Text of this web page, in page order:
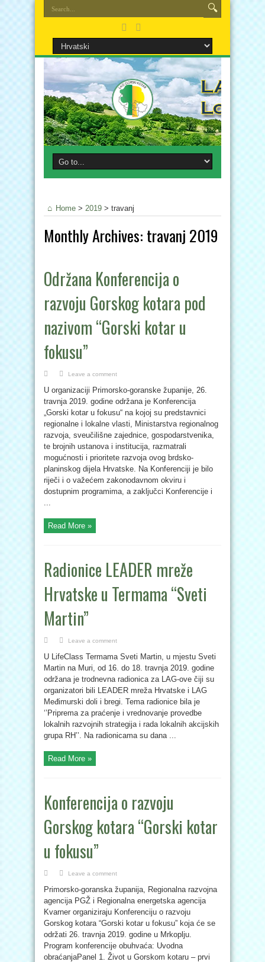
Home > 2019 > travanj
Monthly Archives: travanj 2019
Održana Konferencija o
razvoju Gorskog kotara pod
nazivom “Gorski kotar u
fokusu”
Leave a comment
U organizaciji Primorsko-goranske županije, 26.
travnja 2019. godine održana je Konferencija
„Gorski kotar u fokusu“ na kojoj su predstavnici
regionalne i lokalne vlasti, Ministarstva regionalnog
razvoja, sveučilišne zajednice, gospodarstvenika,
te brojnih ustanova i institucija, razmatrali
mogućnosti i prioritete razvoja ovog brdsko-
planinskog dijela Hrvatske. Na Konferenciji je bilo
riječi i o važećem zakonodavnom okviru i
dostupnim programima, a zaključci Konferencije i
...
Read More »
Radionice LEADER mreže
Hrvatske u Termama “Sveti
Martin”
Leave a comment
U LifeClass Termama Sveti Martin, u mjestu Sveti
Martin na Muri, od 16. do 18. travnja 2019. godine
održana je trodnevna radionica za LAG-ove čiji su
organizatori bili LEADER mreža Hrvatske i LAG
Međimurski doli i bregi. Tema radionice bila je
‘’Priprema za praćenje i vrednovanje provedbe
lokalnih razvojnih strategija i rada lokalnih akcijskih
grupa RH’’. Na radionicama su dana ...
Read More »
Konferencija o razvoju
Gorskog kotara “Gorski kotar
u fokusu”
Leave a comment
Primorsko-goranska županija, Regionalna razvojna
agencija PGŽ i Regionalna energetska agencija
Kvarner organiziraju Konferenciju o razvoju
Gorskog kotara “Gorski kotar u fokusu” koja će se
održati 26. travnja 2019. godine u Mrkoplju.
Program konferencije obuhvaća: Uvodna
obraćanjaPanel 1. Život u Gorskom kotaru – prvi